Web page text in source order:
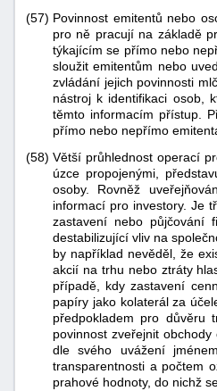
(57) Povinnost emitentů nebo
pro ně pracují na základě
týkajícím se přímo nebo
sloužit emitentům nebo
zvládání jejich povinnosti
nástroj k identifikaci osob,
těmto informacím přístup.
přímo nebo nepřímo
(58) Větší průhlednost operací
úzce propojenými,
osoby. Rovněž
informací pro investory. Je
zastavení nebo půjčování
destabilizující vliv na
by například nevěděl, že
akcií na trhu nebo ztráty
případě, kdy zastavení
papíry jako kolaterál za
předpokladem pro důvěru
povinnost zveřejnit
dle svého uvážení
transparentnosti a počtem
prahové hodnoty, do nichž